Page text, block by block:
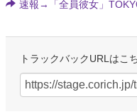
速報→「全員彼女」
トラックバックURLはこ